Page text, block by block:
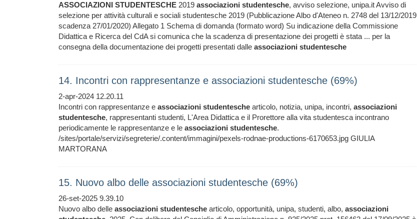
ASSOCIAZIONI STUDENTESCHE 2019 associazioni studentesche, avviso selezione, unipa.it Avviso di
selezione per attività culturali e sociali studentesche 2019 (Pubblicazione Albo d'Ateneo n. 2748 del 13/12/2019
scadenza 27/01/2020) Allegato 1 Schema di domanda (formato word) Su indicazione della Commissione
Didattica e Ricerca del CdA si comunica che la scadenza di presentazione dei progetti è stata ... per la
consegna della documentazione dei progetti presentati dalle associazioni studentesche
14. Incontri con rappresentanze e associazioni studentesche (69%)
2-apr-2024 12.20.11
Incontri con rappresentanze e associazioni studentesche articolo, notizia, unipa, incontri, associazioni
studentesche, rappresentanti studenti, L'Area Didattica e il Prorettore alla vita studentesca incontrano
periodicamente le rappresentanze e le associazioni studentesche.
/sites/portale/servizi/segreterie/.content/immagini/pexels-rodnae-productions-6170653.jpg GIULIA
MARTORANA
15. Nuovo albo delle associazioni studentesche (69%)
26-set-2025 9.39.10
Nuovo albo delle associazioni studentesche articolo, opportunità, unipa, studenti, albo, associazioni